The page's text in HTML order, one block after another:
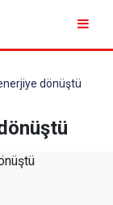
dönüştü